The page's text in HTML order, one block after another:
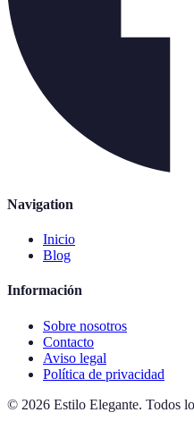
Navigation
Inicio
Blog
Información
Sobre nosotros
Contacto
Aviso legal
Política de privacidad
© 2026 Estilo Elegante. Todos